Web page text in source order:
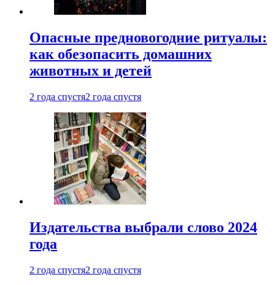
Опасные предновогодние ритуалы:
как обезопасить домашних
животных и детей
2 года спустя2 года спустя
Издательства выбрали слово 2024
года
2 года спустя2 года спустя